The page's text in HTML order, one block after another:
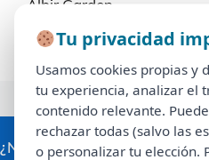
Albir Garden
SABER MÁS
¿Necesitas ayuda ahora?
Tu privacidad
Usamos cookies propias y
tu experiencia, analizar el
contenido relevante.
rechazar todas (salvo las
o personalizar tu elección.
Tu privacidad
Usamos cookies propias y
tu experiencia, analizar el
contenido relevante.
rechazar todas (salvo las
o personalizar tu elección.